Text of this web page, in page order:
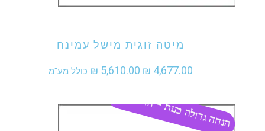
מיטה זוגית מישל עמינח
₪5,610.00
המחיר
היה:
₪ 4,677.00
המחיר
כולל מע"מ
הנחה גדולה כעת - התקשר